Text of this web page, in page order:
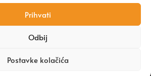
Prihvati
Odbij
Postavke kolačića
Fondacija Lider